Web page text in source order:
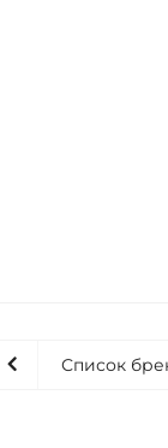
Список